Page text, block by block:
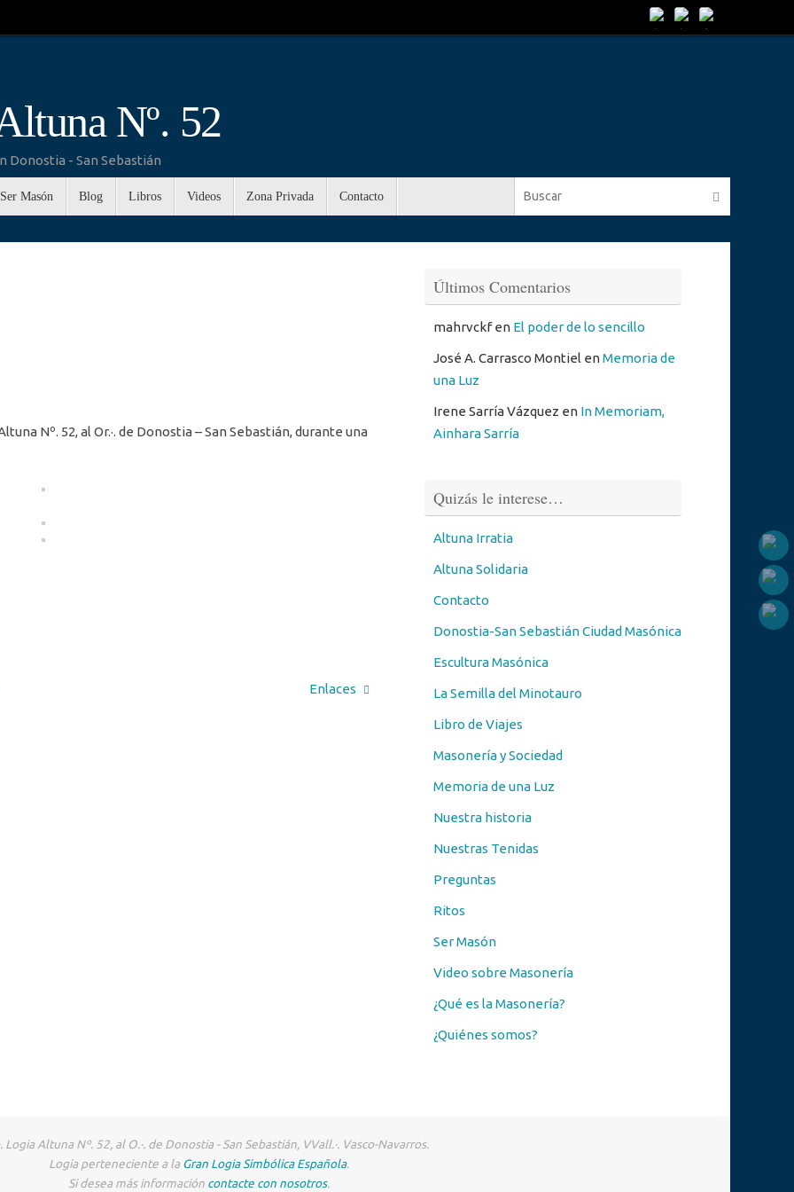
Nº. 52
Donostia - San Sebastián
Ser Masón Blog Libros Videos Zona Privada Contacto Buscar
Nº. 52, al Or.·. de Donostia – San Sebastián, durante una
Enlaces
Últimos Comentarios
mahrvckfen El poder de lo sencillo
José A. Carrasco Montiel enMemoria de
una Luz
Irene Sarría Vázquez en In Memoriam,
Ainhara Sarría
Quizás le interese…
Altuna Irratia
Altuna Solidaria
Contacto
Donostia-San Sebastián Ciudad Masónica
Escultura Masónica
La Semilla del Minotauro
Libro de Viajes
Masonería y Sociedad
Memoria de una Luz
Nuestra historia
Nuestras Tenidas
Preguntas
Ritos
Ser Masón
Video sobre Masonería
¿Qué es la Masonería?
¿Quiénes somos?
Logia Altuna Nº. 52, al O.·. de Donostia - San Sebastián, VVall.·. Vasco-Navarros.
Logia perteneciente a la Gran Logia Simbólica Española.
Si desea más información contacte con nosotros.